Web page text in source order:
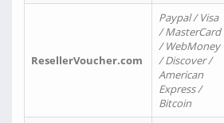
ResellerVoucher.com
Paypal / Visa
/ MasterCard
/ WebMoney
/ Discover /
American
Express /
Bitcoin